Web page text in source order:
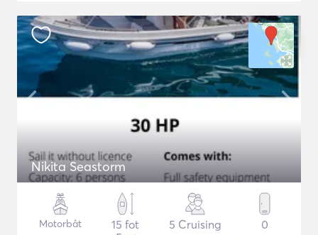
Nikita Seastorm
Motorbåt
15 fot
5 Cruising 0